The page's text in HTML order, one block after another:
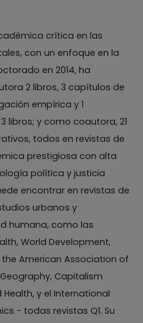
crítica en las
con un enfoque en la
en 2014, ha
2 libros, 3 capítulos de
empírica y 1
libros; y como coautora, 21
todos en revistas de
prestigiosa con alta
política y justicia
encontrar en revistas de
urbanos y
humana, como las
World Development,
American Association of
Capitalism
y el International
- todas revistas Q1. Su